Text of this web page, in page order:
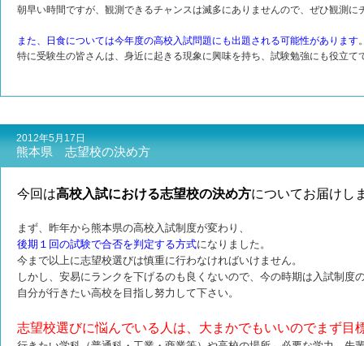
朝早い時間ですが、観測できるチャンスは滅多にありませんので、ぜひ観測に
また、日食については今年度の高校入試問題にも出題される可能性があります
特に受験生の皆さんは、身近に起きる現象に興味を持ち、試験勉強にも役立て
2012年5月17日
熊本県 志望校の決め方
今回は高校入試における志望校の決め方についてお届けし
まず、昨年から熊本県の高校入試制度が変わり、
後期１回の試験で合否を判定する方式になりました。
今まで以上に志望校選びは慎重に行わなければいけません。
しかし、安易にランクを下げるのも良くないので、今の時期は入試制度
自分が行きたい高校を目指し努力して下さい。
志望校選びに悩んでいる人は、大まかでもいいのでまず目